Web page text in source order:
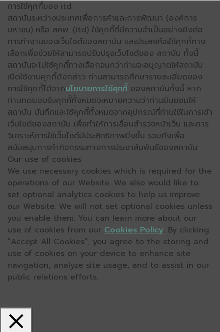
การใช้คุกกี้ของ itd
สถาบันระหว่างประเทศเพื่อการค้าและการพัฒนา (องค์การ
มหาชน) หรือ สคพ. (itd) ใช้คุกกี้ที่มีความจำเป็นอย่างยิ่งต่อ
การทำงานของเว็บไซต์ของสถาบัน และประสงค์จะใช้คุกกี้ทาง
เลือกเพื่อช่วยให้สามารถปรับปรุงเว็บไซต์ของ สถาบัน ทั้งนี้
สถาบันจะไม่ใช้คุกกี้ทางเลือกจนกว่าท่านจะอนุญาตให้สถาบัน
เปิดใช้งานคุกกี้ดังกล่าว ท่านสามารถศึกษารายละเอียดของ
การใช้คุกกี้ได้จากนโยบายการใช้คุกกี้ ของสถาบันทั้งนี้ หาก
ท่านกดยอมรับคุกกี้ทั้งหมดจะหมายความว่าท่านยินยอมให้
สถาบัน บันทึกและใช้คุกกี้ทั้งหมดจากอุปกรณ์ที่ท่านใช้ในการเข้า
เว็บไซต์ของสถาบัน เพื่อทำให้การเลื่อนสำรวจหน้าเว็บ และการ
วิเคราะห์การใช้เว็บไซต์มีประสิทธิภาพยิ่งขึ้น รวมถึงเพื่อ
สนับสนุนการทำกิจกรรมทางการประชาสัมพันธ์ของสถาบัน
Our use of cookies
We use necessary cookies which is required for the
operations of our Website. We also would like to
set optional analytics cookies to help us improve
our Website. We will not set optional cookies unless
you enable them. You can learn more about our
use of cookies from our Cookies Policy. By clicking
“Accept All Cookies”, you agree to the storing and
use of cookies on your device to enhance site
navigation, analyze site usage, and to assist in our
public relations efforts.